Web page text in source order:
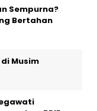
Sempurna?
Bertahan
Musim